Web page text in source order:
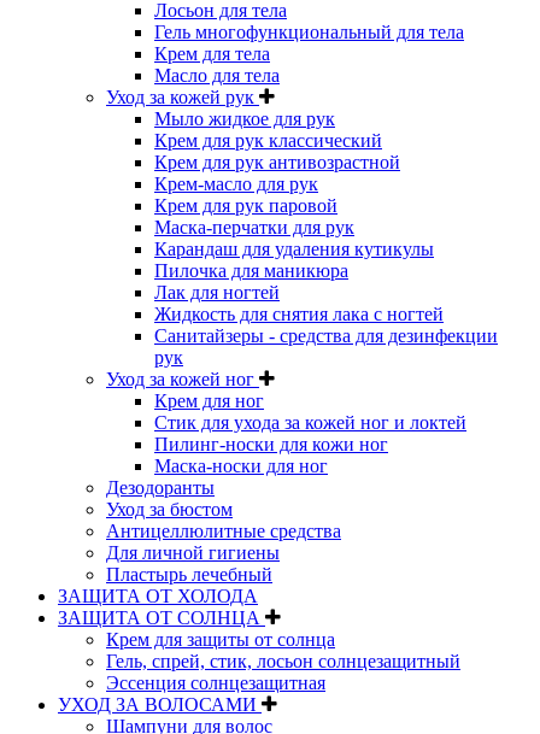
Лосьон для тела
Гель многофункциональный для тела
Крем для тела
Масло для тела
Уход за кожей рук
Мыло жидкое для рук
Крем для рук классический
Крем для рук антивозрастной
Крем-масло для рук
Крем для рук паровой
Маска-перчатки для рук
Карандаш для удаления кутикулы
Пилочка для маникюра
Лак для ногтей
Жидкость для снятия лака с ногтей
Санитайзеры - средства для дезинфекции
рук
Уход за кожей ног
Крем для ног
Стик для ухода за кожей ног и локтей
Пилинг-носки для кожи ног
Маска-носки для ног
Дезодоранты
Уход за бюстом
Антицеллюлитные средства
Для личной гигиены
Пластырь лечебный
ЗАЩИТА ОТ ХОЛОДА
ЗАЩИТА ОТ СОЛНЦА
Крем для защиты от солнца
Гель, спрей, стик, лосьон солнцезащитный
Эссенция солнцезащитная
УХОД ЗА ВОЛОСАМИ
Шампуни для волос